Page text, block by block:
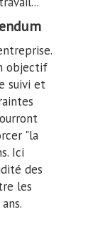
objectif
suivi et
"la
Ici
des
les